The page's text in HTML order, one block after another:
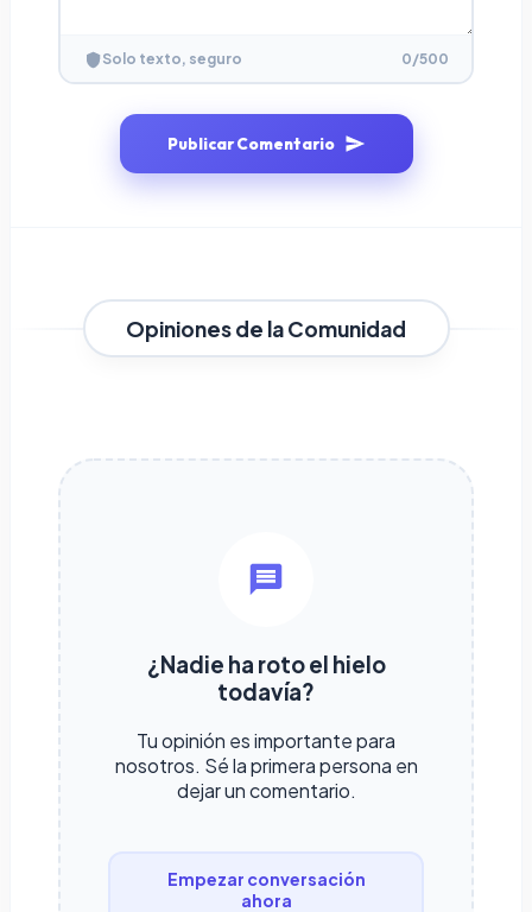
Solo texto, seguro 0/500
Publicar Comentario
Opiniones de la Comunidad
¿Nadie ha roto el hielo
todavía?
Tu opinión es importante para
nosotros. Sé la primera persona en
dejar un comentario.
Empezar conversación
ahora